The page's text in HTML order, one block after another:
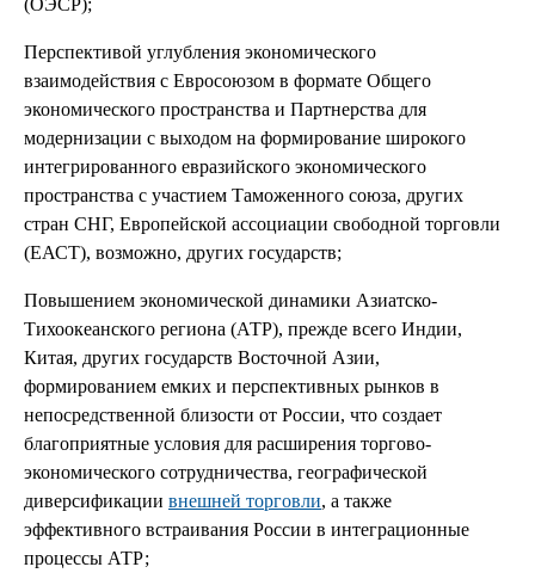
Перспективой углубления экономического
взаимодействия с Евросоюзом в формате Общего
экономического пространства и Партнерства для
модернизации с выходом на формирование широкого
интегрированного евразийского экономического
пространства с участием Таможенного союза, других
стран СНГ, Европейской ассоциации свободной торговли
(ЕАСТ), возможно, других государств;
Повышением экономической динамики Азиатско-
Тихоокеанского региона (АТР), прежде всего Индии,
Китая, других государств Восточной Азии,
формированием емких и перспективных рынков в
непосредственной близости от России, что создает
благоприятные условия для расширения торгово-
экономического сотрудничества, географической
диверсификации внешней торговли, а также
эффективного встраивания России в интеграционные
процессы АТР;